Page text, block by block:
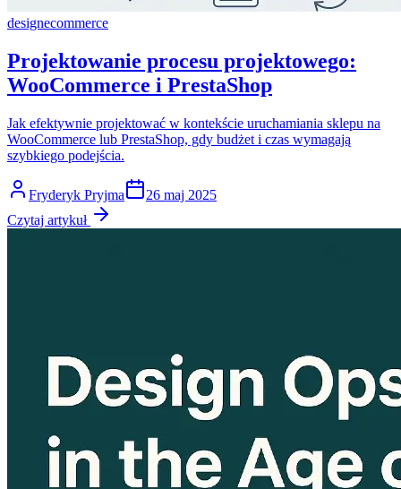
designecommerce
Projektowanie procesu projektowego:
WooCommerce i PrestaShop
Jak efektywnie projektować w kontekście uruchamiania sklepu na
WooCommerce lub PrestaShop, gdy budżet i czas wymagają
szybkiego podejścia.
Fryderyk Pryjma
26 maj 2025
Czytaj artykuł